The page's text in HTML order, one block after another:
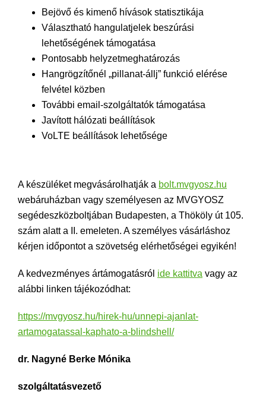
Bejövő és kimenő hívások statisztikája
Választható hangulatjelek beszúrási
lehetőségének támogatása
Pontosabb helyzetmeghatározás
Hangrögzítőnél „pillanat-állj” funkció elérése
felvétel közben
További email-szolgáltatók támogatása
Javított hálózati beállítások
VoLTE beállítások lehetősége
A készüléket megvásárolhatják a bolt.mvgyosz.hu
webáruházban vagy személyesen az MVGYOSZ
segédeszközboltjában Budapesten, a Thököly út 105.
szám alatt a II. emeleten. A személyes vásárláshoz
kérjen időpontot a szövetség elérhetőségei egyikén!
A kedvezményes ártámogatásról ide kattitva vagy az
alábbi linken tájékozódhat:
https://mvgyosz.hu/hirek-hu/unnepi-ajanlat-
artamogatassal-kaphato-a-blindshell/
dr. Nagyné Berke Mónika
szolgáltatásvezető